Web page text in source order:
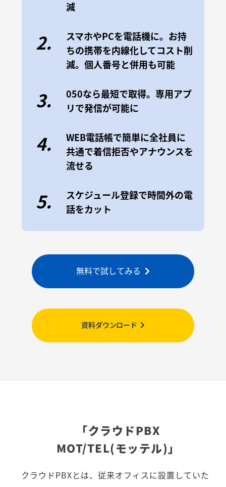
減
2.
スマホやPCを電話機に。お持
ちの携帯を内線化してコスト削
減。個人番号と併用も可能
3.
050なら最短で取得。専用アプ
リで発信が可能に
4.
WEB電話帳で簡単に全社員に
共通で着信拒否やアナウンスを
流せる
5.
スケジュール登録で時間外の電
話をカット
無料で試してみる
資料ダウンロード
「クラウドPBX
MOT/TEL(モッテル)」
クラウドPBXとは、従来オフィスに設置していた